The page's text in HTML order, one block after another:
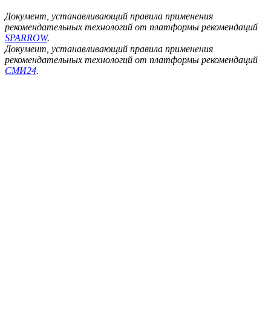
Документ, устанавливающий правила применения
рекомендательных технологий от платформы рекомендаций
SPARROW.
Документ, устанавливающий правила применения
рекомендательных технологий от платформы рекомендаций
СМИ24.